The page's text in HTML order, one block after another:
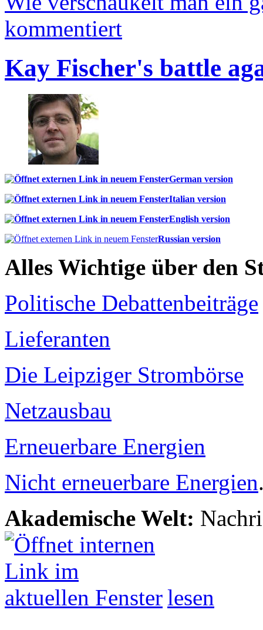
kommentiert
Kay Fischer's battle
German version
Italian version
English version
Russian version
Alles Wichtige über den
Politische Debattenbeiträge
Lieferanten
Die Leipziger Strombörse
Netzausbau
Erneuerbare Energien
Nicht erneuerbare Energien
Akademische Welt:
lesen